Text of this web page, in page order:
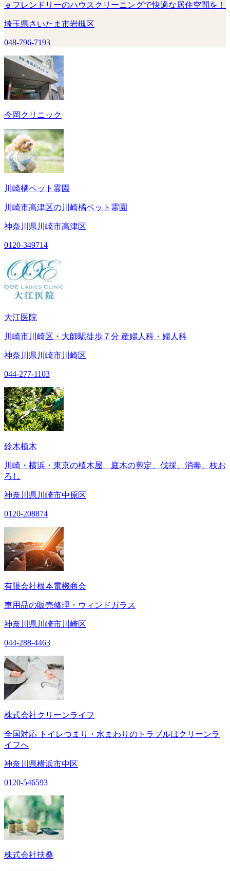
ｅフレンドリーのハウスクリーニングで快適な居住空間を！
埼玉県さいたま市岩槻区
048-796-7193
今岡クリニック
川崎橘ペット霊園
川崎市高津区の川崎橘ペット霊園
神奈川県川崎市高津区
0120-349714
大江医院
川崎市川崎区・大師駅徒歩７分 産婦人科・婦人科
神奈川県川崎市川崎区
044-277-1103
鈴木植木
川崎・横浜・東京の植木屋 庭木の剪定、伐採、消毒、枝お
ろし
神奈川県川崎市中原区
0120-208874
有限会社根本電機商会
車用品の販売修理・ウィンドガラス
神奈川県川崎市川崎区
044-288-4463
株式会社クリーンライフ
全国対応 トイレつまり・水まわりのトラブルはクリーンラ
イフへ
神奈川県横浜市中区
0120-546593
株式会社扶桑